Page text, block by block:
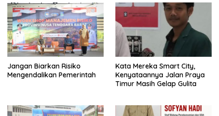
Jangan Biarkan Risiko
Mengendalikan Pemerintah
Kata Mereka Smart City,
Kenyataannya Jalan Praya
Timur Masih Gelap Gulita